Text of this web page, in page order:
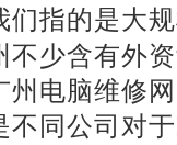
们指的是大
不少含有外
州电脑维修
不同公司对